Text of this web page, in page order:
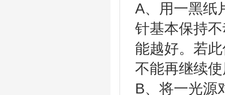
A、用一黑纸
针基本保持
能越好。若
不能再继
B、将一光源